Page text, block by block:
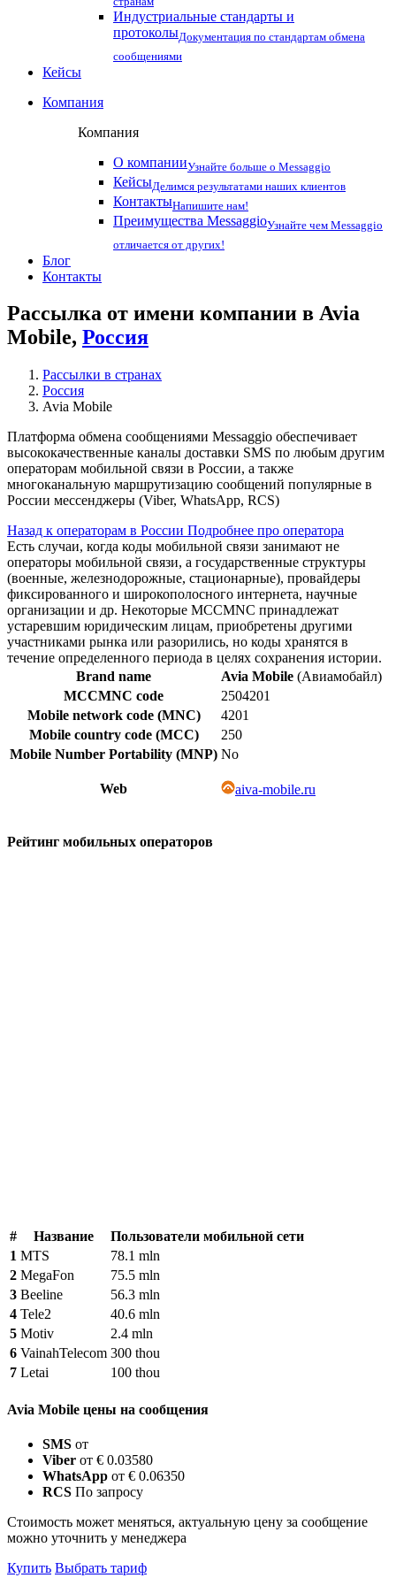
Индустриальные стандарты и
протоколыДокументация по стандартам обмена
сообщениями
Кейсы
Компания
Компания
О компанииУзнайте больше о Messaggio
КейсыДелимся результатами наших клиентов
КонтактыНапишите нам!
Преимущества MessaggioУзнайте чем Messaggio
отличается от других!
Блог
Контакты
Рассылка от имени компании в Avia
Mobile, Россия
Рассылки в странах
Россия
Avia Mobile
Платформа обмена сообщениями Messaggio обеспечивает
высококачественные каналы доставки SMS по любым другим
операторам мобильной связи в России, а также
многоканальную маршрутизацию сообщений популярные в
России мессенджеры (Viber, WhatsApp, RCS)
Назад к операторам в России Подробнее про оператора
Есть случаи, когда коды мобильной связи занимают не
операторы мобильной связи, а государственные структуры
(военные, железнодорожные, стационарные), провайдеры
фиксированного и широкополосного интернета, научные
организации и др. Некоторые MCCMNC принадлежат
устаревшим юридическим лицам, приобретены другими
участниками рынка или разорились, но коды хранятся в
течение определенного периода в целях сохранения истории.
Brand name
Avia Mobile (Авиамобайл)
MCCMNC code
2504201
Mobile network code (MNC)
4201
Mobile country code (MCC)
250
Mobile Number Portability (MNP) No
Web aiva-mobile.ru
Рейтинг мобильных операторов
# Название
Пользователи мобильной сети
1 MTS
78.1 mln
2 MegaFon
75.5 mln
3 Beeline
56.3 mln
4 Tele2
40.6 mln
5 Motiv
2.4 mln
6 VainahTelecom 300 thou
7 Letai 100 thou
Avia Mobile цены на сообщения
SMS от
Viber от € 0.03580
WhatsApp от € 0.06350
RCS По запросу
Стоимость может меняться, актуальную цену за сообщение
можно уточнить у менеджера
Купить Выбрать тариф